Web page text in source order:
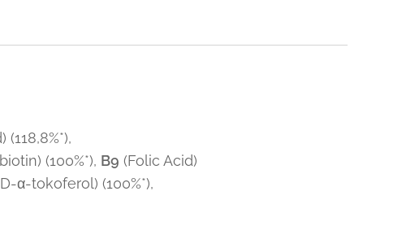
(100%*), B9 (Folic Acid)
α-tokoferol) (100%*),